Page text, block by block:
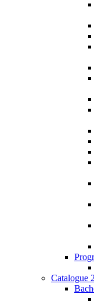
Catalogue